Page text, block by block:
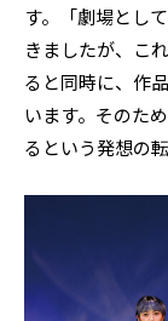
す。「劇場とし
きましたが、こ
ると同時に、作
います。そのた
るという発想の